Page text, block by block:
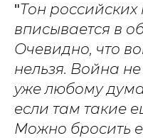
"Тон
вписывается в
Очевидно, что
нельзя. Война
уже любому
если там такие
Можно бросить